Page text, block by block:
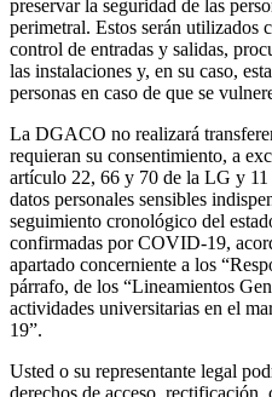
preservar la seguridad de las
perimetral. Estos serán utilizados
control de entradas y salidas,
las instalaciones y, en su caso,
personas en caso de que se
La DGACO no realizará
requieran su consentimiento, a
artículo 22, 66 y 70 de la LG y
datos personales sensibles
seguimiento cronológico del
confirmadas por COVID-19,
apartado concerniente a los
párrafo, de los “Lineamientos
actividades universitarias en el
19”.
Usted o su representante legal